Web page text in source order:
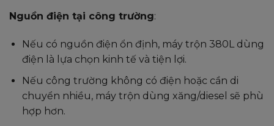
Nguồn điện tại công trường:
Nếu có nguồn điện ổn định, máy trộn 380L dùng
điện là lựa chọn kinh tế và tiện lợi.
Nếu công trường không có điện hoặc cần di
chuyển nhiều, máy trộn dùng xăng/diesel sẽ phù
hợp hơn.